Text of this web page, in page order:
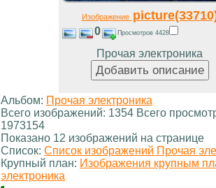
Изображение
0 Просмотров 4428
Прочая электроника
Альбом: Прочая электроника
Всего изображений: 1354 Всего
1973154
Показано 12 изображений на странице
Список: Список изображений Прочая
Крупный план: Изображения крупным
электроника